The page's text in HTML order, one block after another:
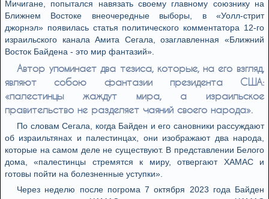
Мичигане, попытался навязать своему главному союзнику на
Ближнем Востоке внеочередные выборы, в «Уолл-стрит
джорнэл» появилась статья политического комментатора 12-го
израильского канала Амита Сегала, озаглавленная «Ближний
Восток Байдена - это мир фантазий».
Автор упоминает два тезиса, которые, на его взгляд,
являют собою фантазии президента США:
«палестинцы жаждут мира, а израильское
правительство не разделяет чаяний своего народа».
По словам Сегала, когда Байден и его сановники рассуждают
об израильтянах и палестинцах, они изображают два народа,
которые на самом деле не существуют. В представлении Белого
дома, «палестинцы стремятся к миру, отвергают ХАМАС и
готовы пойти на болезненные уступки».
Через неделю после погрома 7 октября 2023 года Байден